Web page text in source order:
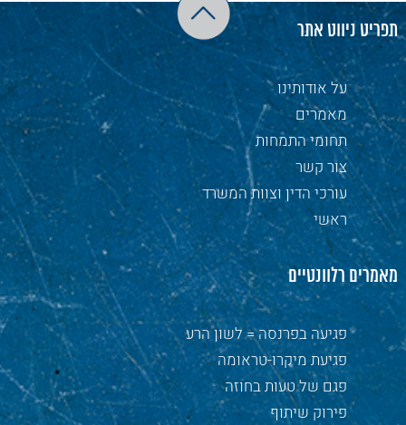
תפריט ניווט אתר
על אודותינו
מאמרים
תחומי התמחות
צור קשר
עורכי הדין וצוות המשרד
ראשי
מאמרים רלוונטיים
פגיעה בפרנסה = לשון הרע
פגיעת מיקרו-טראומה
פגם של טעות בחוזה
פירוק שיתוף